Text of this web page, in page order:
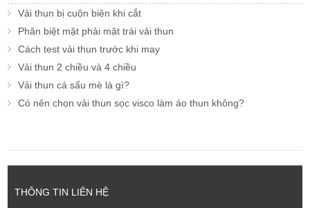
Vải thun bị cuộn biên khi cắt
Phân biệt mặt phải mặt trái vải thun
Cách test vải thun trước khi may
Vải thun 2 chiều và 4 chiều
Vải thun cá sấu mè là gì?
Có nên chọn vải thun sọc visco làm áo thun không?
THÔNG TIN LIÊN HỆ